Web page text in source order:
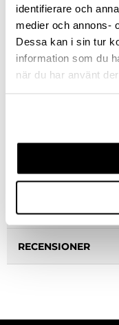
identifierare och
medier och annons-
Dessa kan i sin tur
information som du
när du har använt
Malmö butik
Stockholm butik
Snabba
Hämta i butik
SPECIFIKATION
FRÅGA OM
RECENSIONER